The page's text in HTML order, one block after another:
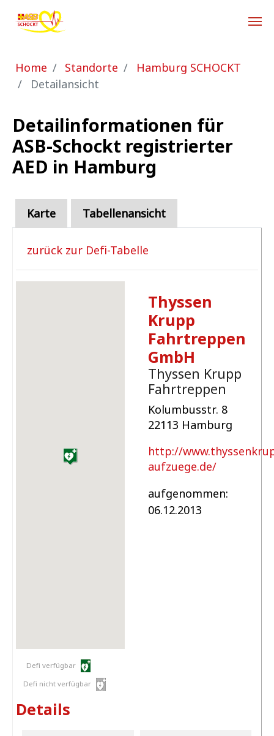
Zum Hauptinhalt springen
Sie sind hier:
Home Standorte
Hamburg SCHOCKT
Detailansicht
Detailinformationen für
ASB-Schockt registrierter
AED in Hamburg
Karte Tabellenansicht
zurück zur Defi-Tabelle
Defi verfügbar
Defi nicht verfügbar
Thyssen
Krupp
Fahrtreppen
GmbH
Thyssen Krupp
Fahrtreppen
Kolumbusstr. 8
22113 Hamburg
http://
aufzuege.de/
aufgenommen:
06.12.2013
Details